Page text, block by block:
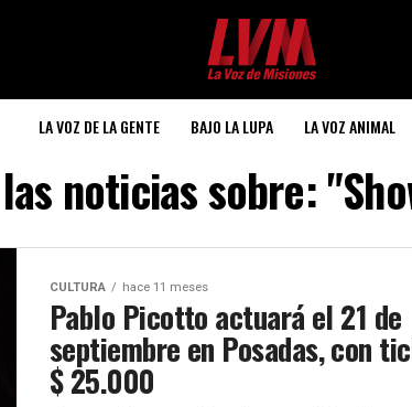
LA VOZ DE LA GENTE BAJO LA LUPA LA VOZ ANIMAL
noticias sobre:
CULTURA hace 11 meses
Pablo Picotto actuará el 21 de
septiembre en Posadas, con
$ 25.000